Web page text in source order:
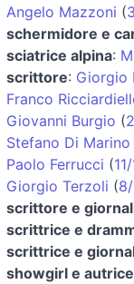
Angelo Mazzoni (
schermidore e
sciatrice alpina:
scrittore: Giorgio
Franco
Giovanni Burgio (
Stefano Di Marino
Paolo Ferrucci (
Giorgio Terzoli (8/
scrittore e
scrittrice e
scrittrice e
showgirl e